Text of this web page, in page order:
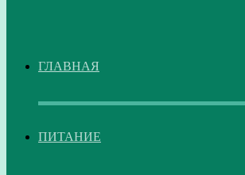
ГЛАВНАЯ
ПИТАНИЕ